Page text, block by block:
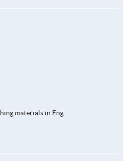
materials in Eng